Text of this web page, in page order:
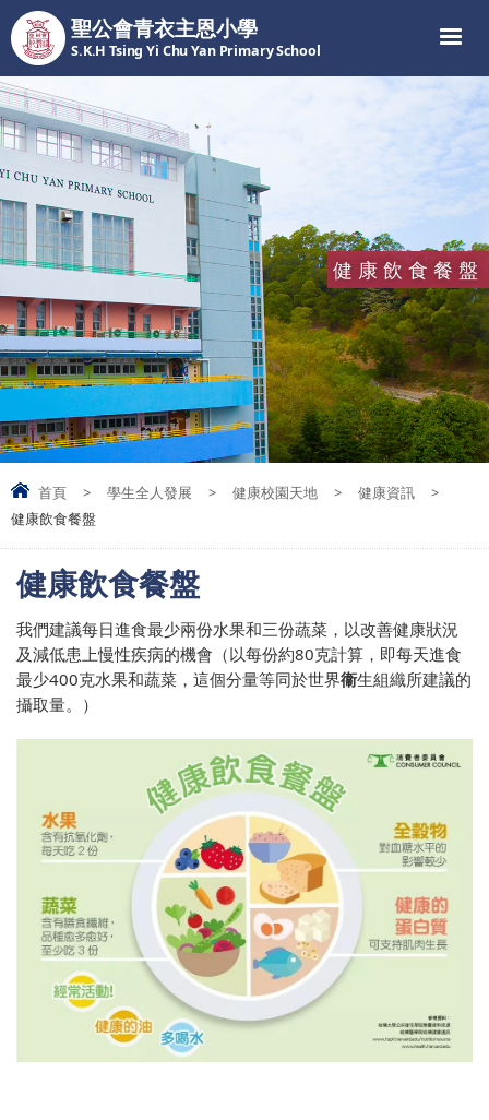
聖公會青衣主恩小學
S.K.H Tsing Yi Chu Yan Primary School
健康飲食餐盤
首頁 > 學生全人發展 > 健康校園天地 > 健康資訊
>
健康飲食餐盤
健康飲食餐盤
我們建議每日進食最少兩份水果和三份蔬菜，以改善健康狀況
及減低患上慢性疾病的機會（以每份約80克計算，即每天進食
最少400克水果和蔬菜，這個分量等同於世界衞生組織所建議的
攝取量。）